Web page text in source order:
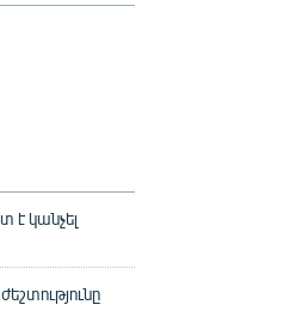
է կանչել